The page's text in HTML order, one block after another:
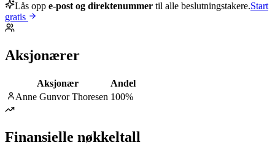
Lås opp e-post og direktenummer til alle beslutningstakere.Start
gratis
Aksjonærer
Aksjonær
Andel
Anne Gunvor Thoresen 100%
Finansielle nøkkeltall